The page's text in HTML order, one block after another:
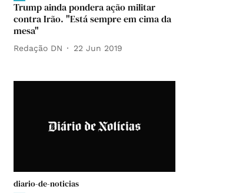
Trump ainda pondera ação militar
contra Irão. "Está sempre em cima da
mesa"
Redação DN 22 Jun 2019
diario-de-noticias